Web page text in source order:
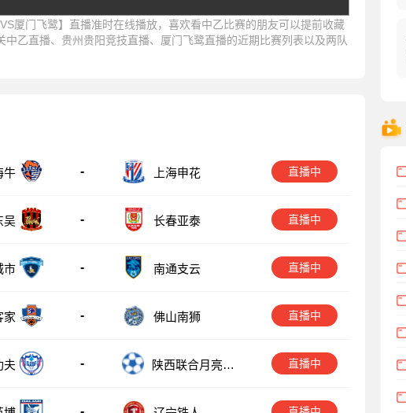
厦门飞鹭】直播准时在线播放，喜欢看中乙比赛的朋友可以提前收藏
乙直播、贵州贵阳竞技直播、厦门飞鹭直播的近期比赛列表以及两队
牛 - 上海申花 直播中
吴 - 长春亚泰 直播中
市 - 南通支云 直播中
家 - 佛山南狮 直播中
夫 -
陕西联合月亮泊
直播中